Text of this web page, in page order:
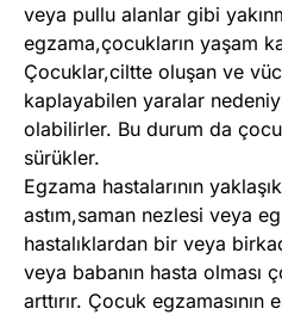
veya pullu alanlar gibi
egzama,çocukların yaşam
Çocuklar,ciltte oluşan ve
kaplayabilen yaralar
olabilirler. Bu durum da
sürükler.
Egzama hastalarının
astım,saman nezlesi veya
hastalıklardan bir veya
veya babanın hasta olması
arttırır. Çocuk